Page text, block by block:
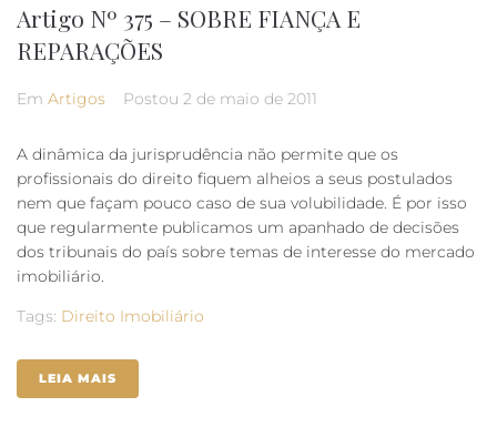
Artigo Nº 375 – SOBRE FIANÇA E
REPARAÇÕES
Em Artigos Postou 2 de maio de 2011
A dinâmica da jurisprudência não permite que os
profissionais do direito fiquem alheios a seus postulados
nem que façam pouco caso de sua volubilidade. É por isso
que regularmente publicamos um apanhado de decisões
dos tribunais do país sobre temas de interesse do mercado
imobiliário.
Tags: Direito Imobiliário
LEIA MAIS